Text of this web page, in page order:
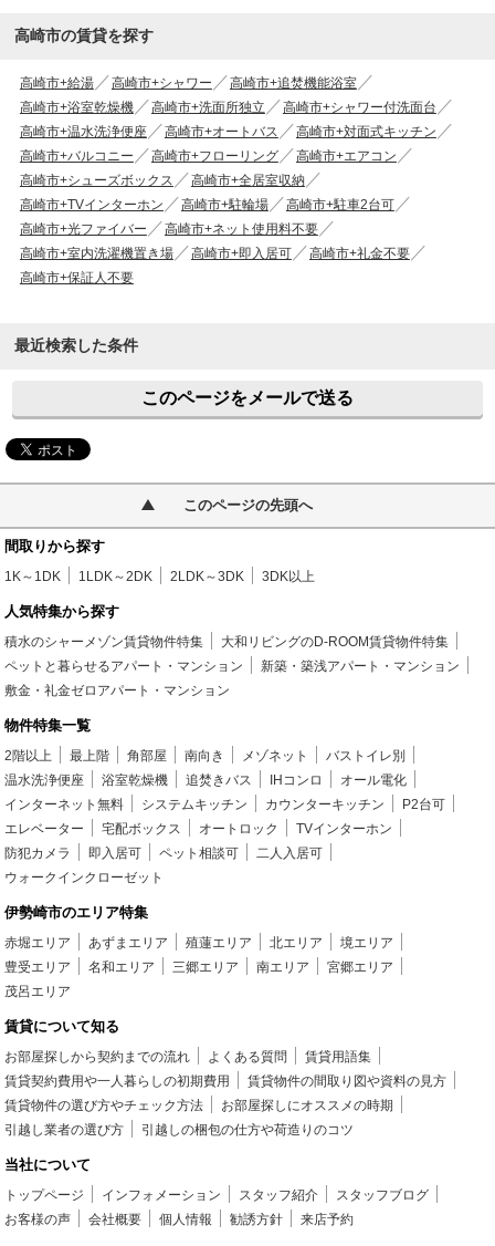
高崎市の賃貸を探す
高崎市+給湯 高崎市+シャワー
高崎市+追焚機能浴室
高崎市+浴室乾燥機
高崎市+洗面所独立
高崎市+シャワー付洗面台
高崎市+温水洗浄便座
高崎市+オートバス
高崎市+対面式キッチン
高崎市+バルコニー
高崎市+フローリング
高崎市+エアコン
高崎市+シューズボックス
高崎市+全居室収納
高崎市+TVインターホン
高崎市+駐輪場
高崎市+駐車2台可
高崎市+光ファイバー
高崎市+ネット使用料不要
高崎市+室内洗濯機置き場
高崎市+即入居可
高崎市+礼金不要
高崎市+保証人不要
最近検索した条件
このページをメールで送る
このページの先頭へ
間取りから探す
1K～1DK 1LDK～2DK 2LDK～3DK 3DK以上
人気特集から探す
積水のシャーメゾン賃貸物件特集
大和リビングのD-ROOM賃貸物件特集
ペットと暮らせるアパート・マンション
新築・築浅アパート・マンション
敷金・礼金ゼロアパート・マンション
物件特集一覧
2階以上 最上階 角部屋 南向き メゾネット
バストイレ別
温水洗浄便座
浴室乾燥機 追焚きバス IHコンロ
オール電化
インターネット無料
システムキッチン カウンターキッチン
P2台可
エレベーター
宅配ボックス オートロック
TVインターホン
防犯カメラ
即入居可 ペット相談可
二人入居可
ウォークインクローゼット
伊勢崎市のエリア特集
赤堀エリア あずまエリア 殖蓮エリア 北エリア
境エリア
豊受エリア
名和エリア 三郷エリア 南エリア
宮郷エリア
茂呂エリア
賃貸について知る
お部屋探しから契約までの流れ よくある質問
賃貸用語集
賃貸契約費用や一人暮らしの初期費用
賃貸物件の間取り図や資料の見方
賃貸物件の選び方やチェック方法
お部屋探しにオススメの時期
引越し業者の選び方
引越しの梱包の仕方や荷造りのコツ
当社について
トップページ インフォメーション スタッフ紹介
スタッフブログ
お客様の声
会社概要 個人情報 勧誘方針 来店予約